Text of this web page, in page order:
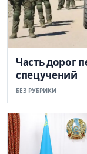
Часть дорог
спецучений
БЕЗ РУБРИКИ